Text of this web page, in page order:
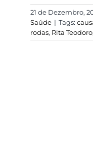
21 de Dezembro,
Saúde | Tags:
rodas, Rita Teodoro,